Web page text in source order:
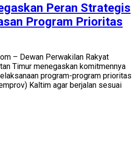
Peran Strategis
Program Prioritas
– Dewan Perwakilan Rakyat
Timur menegaskan komitmennya
program-program prioritas
Kaltim agar berjalan sesuai